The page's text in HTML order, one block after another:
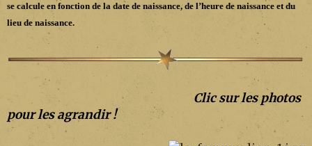
se calcule en fonction de la date de naissance, de l’heure de naissance et du
lieu de naissance.
Clic sur les photos
pour les agrandir !